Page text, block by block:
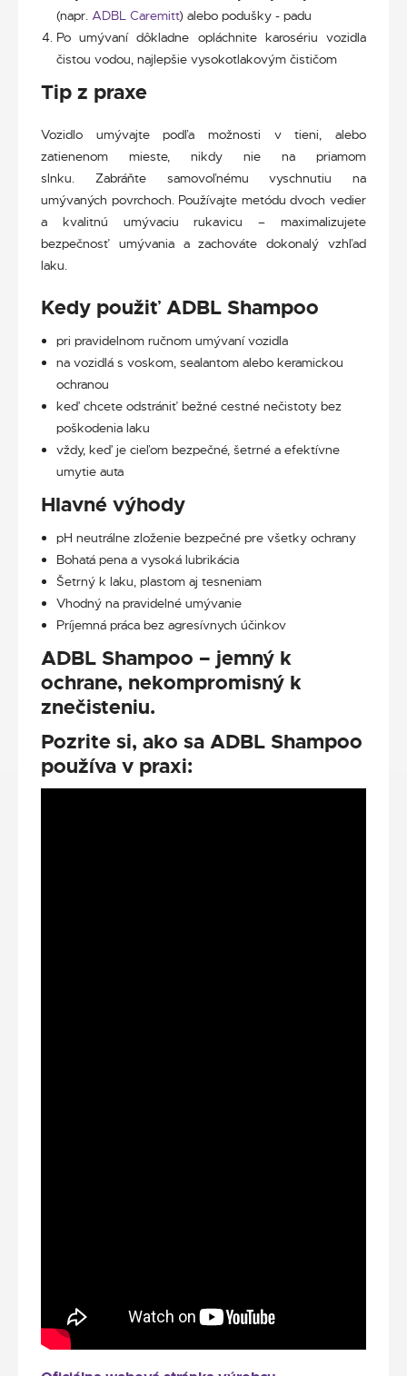
(napr. ADBL Caremitt) alebo podušky - padu
Po umývaní dôkladne opláchnite karosériu vozidla
čistou vodou, najlepšie vysokotlakovým čističom
Tip z praxe
Vozidlo umývajte podľa možnosti v tieni, alebo
zatienenom mieste, nikdy nie na priamom
slnku. Zabráňte samovoľnému vyschnutiu na
umývaných povrchoch. Používajte metódu dvoch vedier
a kvalitnú umývaciu rukavicu – maximalizujete
bezpečnosť umývania a zachováte dokonalý vzhľad
laku.
Kedy použiť ADBL Shampoo
pri pravidelnom ručnom umývaní vozidla
na vozidlá s voskom, sealantom alebo keramickou
ochranou
keď chcete odstrániť bežné cestné nečistoty bez
poškodenia laku
vždy, keď je cieľom bezpečné, šetrné a efektívne
umytie auta
Hlavné výhody
pH neutrálne zloženie bezpečné pre všetky ochrany
Bohatá pena a vysoká lubrikácia
Šetrný k laku, plastom aj tesneniam
Vhodný na pravidelné umývanie
Príjemná práca bez agresívnych účinkov
ADBL Shampoo – jemný k
ochrane, nekompromisný k
znečisteniu.
Pozrite si, ako sa ADBL Shampoo
používa v praxi: